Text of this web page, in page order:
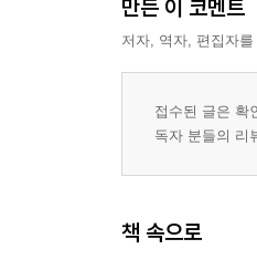
만든 이 코멘트
저자, 역자, 편집자
접수된 글은 확
독자 분들의 리
책 속으로